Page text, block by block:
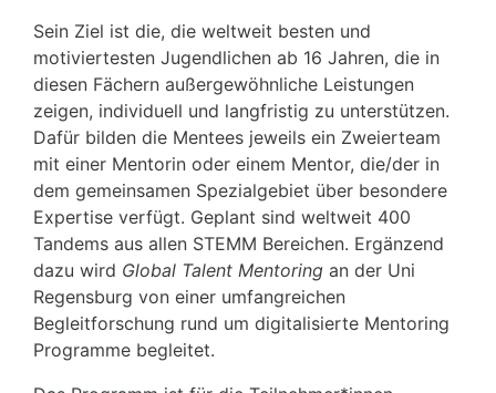
Sein Ziel ist die, die weltweit besten und
motiviertesten Jugendlichen ab 16 Jahren, die in
diesen Fächern außergewöhnliche Leistungen
zeigen, individuell und langfristig zu unterstützen.
Dafür bilden die Mentees jeweils ein Zweierteam
mit einer Mentorin oder einem Mentor, die/der in
dem gemeinsamen Spezialgebiet über besondere
Expertise verfügt. Geplant sind weltweit 400
Tandems aus allen STEMM Bereichen. Ergänzend
dazu wird Global Talent Mentoring an der Uni
Regensburg von einer umfangreichen
Begleitforschung rund um digitalisierte Mentoring
Programme begleitet.